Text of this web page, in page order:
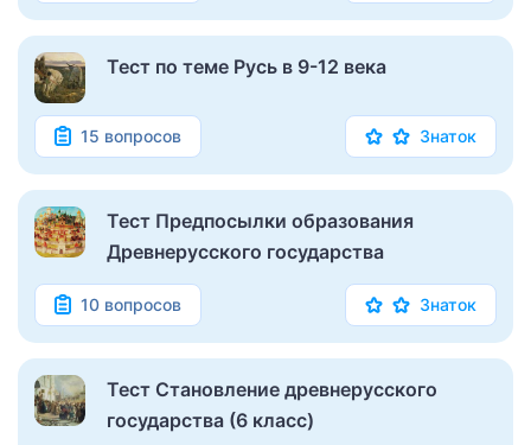
Тест по теме Русь в 9-12 века
15 вопросов Знаток
Тест Предпосылки образования
Древнерусского государства
10 вопросов Знаток
Тест Становление древнерусского
государства (6 класс)